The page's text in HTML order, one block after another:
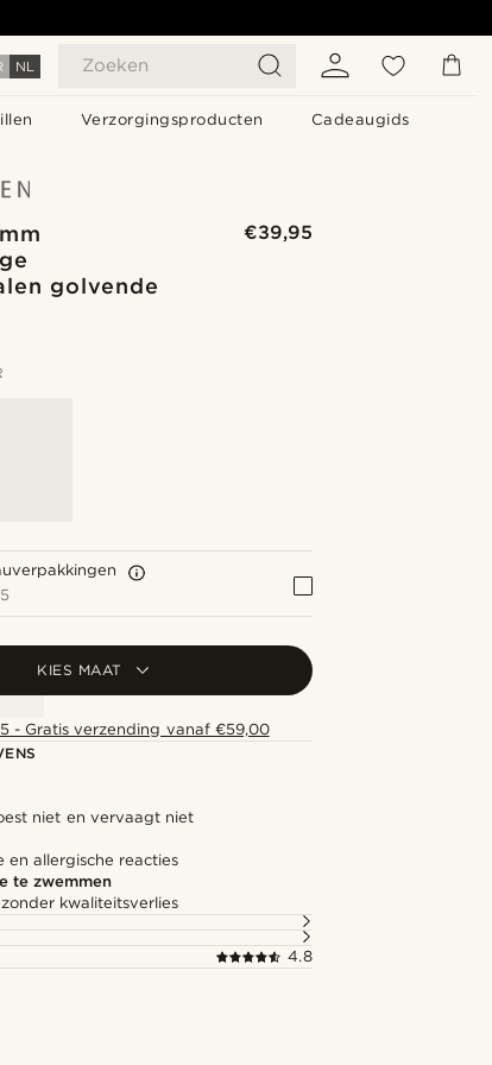
NL Zoeken
Verzorgingsproducten Cadeaugids
golvende
€39,95
KIES MAAT
- Gratis verzending vanaf €59,00
niet en vervaagt niet
en allergische reacties
te zwemmen
kwaliteitsverlies
4.8